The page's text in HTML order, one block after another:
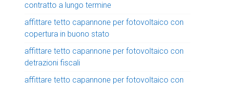
contratto a lungo termine
affittare tetto capannone per fotovoltaico con
copertura in buono stato
affittare tetto capannone per fotovoltaico con
detrazioni fiscali
affittare tetto capannone per fotovoltaico con